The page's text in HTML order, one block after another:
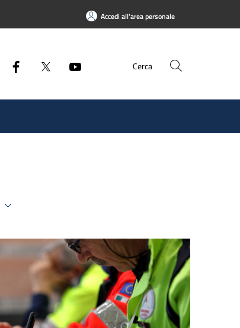
Accedi all'area personale
Cerca